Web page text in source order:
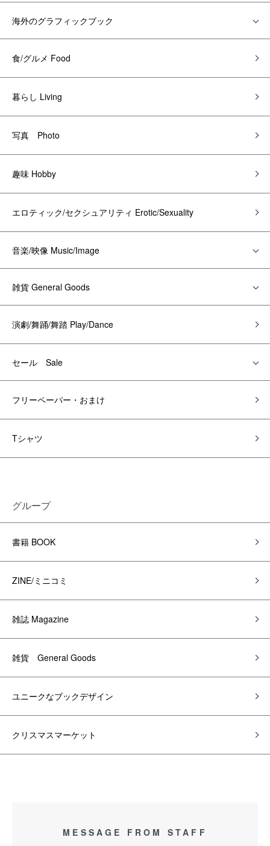
海外のグラフィックブック
食/グルメ Food
暮らし Living
写真 Photo
趣味 Hobby
エロティック/セクシュアリティ Erotic/Sexuality
音楽/映像 Music/Image
雑貨 General Goods
演劇/舞踊/舞踏 Play/Dance
セール Sale
フリーペーパー・おまけ
Tシャツ
グループ
書籍 BOOK
ZINE/ミニコミ
雑誌 Magazine
雑貨 General Goods
ユニークなブックデザイン
クリスマスマーケット
MESSAGE FROM STAFF